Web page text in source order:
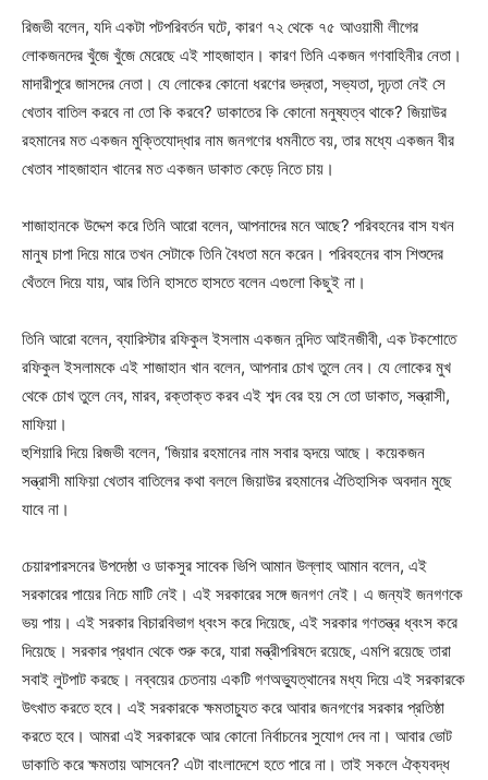
রিজভী বলেন, যদি একটা পটপরিবর্তন ঘটে, কারণ ৭২ থেকে ৭৫ আওয়ামী লীগের
লোকজনদের খুঁজে খুঁজে মেরেছে এই শাহজাহান। কারণ তিনি একজন গণবাহিনীর নেতা।
মাদারীপুরে জাসদের নেতা। যে লোকের কোনো ধরণের ভদ্রতা, সভ্যতা, দৃঢ়তা নেই সে
খেতাব বাতিল করবে না তো কি করবে? ডাকাতের কি কোনো মনুষ্যত্ব থাকে? জিয়াউর
রহমানের মত একজন মুক্তিযোদ্ধার নাম জনগণের ধমনীতে বয়, তার মধ্যে একজন বীর
খেতাব শাহজাহান খানের মত একজন ডাকাত কেড়ে নিতে চায়।
শাজাহানকে উদ্দেশ করে তিনি আরো বলেন, আপনাদের মনে আছে? পরিবহনের বাস যখন
মানুষ চাপা দিয়ে মারে তখন সেটাকে তিনি বৈধতা মনে করেন। পরিবহনের বাস শিশুদের
থেঁতলে দিয়ে যায়, আর তিনি হাসতে হাসতে বলেন এগুলো কিছুই না।
তিনি আরো বলেন, ব্যারিস্টার রফিকুল ইসলাম একজন নন্দিত আইনজীবী, এক টকশোতে
রফিকুল ইসলামকে এই শাজাহান খান বলেন, আপনার চোখ তুলে নেব। যে লোকের মুখ
থেকে চোখ তুলে নেব, মারব, রক্তাক্ত করব এই শব্দ বের হয় সে তো ডাকাত, সন্ত্রাসী,
মাফিয়া।
হুশিয়ারি দিয়ে রিজভী বলেন, ‘জিয়ার রহমানের নাম সবার হৃদয়ে আছে। কয়েকজন
সন্ত্রাসী মাফিয়া খেতাব বাতিলের কথা বললে জিয়াউর রহমানের ঐতিহাসিক অবদান মুছে
যাবে না।
চেয়ারপারসনের উপদেষ্ঠা ও ডাকসুর সাবেক ভিপি আমান উল্লাহ আমান বলেন, এই
সরকারের পায়ের নিচে মাটি নেই। এই সরকারের সঙ্গে জনগণ নেই। এ জন্যই জনগণকে
ভয় পায়। এই সরকার বিচারবিভাগ ধ্বংস করে দিয়েছে, এই সরকার গণতন্ত্র ধ্বংস করে
দিয়েছে। সরকার প্রধান থেকে শুরু করে, যারা মন্ত্রীপরিষদে রয়েছে, এমপি রয়েছে তারা
সবাই লুটপাট করছে। নব্বয়ের চেতনায় একটি গণঅভ্যুত্থানের মধ্য দিয়ে এই সরকারকে
উৎখাত করতে হবে। এই সরকারকে ক্ষমতাচ্যুত করে আবার জনগণের সরকার প্রতিষ্ঠা
করতে হবে। আমরা এই সরকারকে আর কোনো নির্বাচনের সুযোগ দেব না। আবার ভোট
ডাকাতি করে ক্ষমতায় আসবেন? এটা বাংলাদেশে হতে পারে না। তাই সকলে ঐক্যবদ্ধ